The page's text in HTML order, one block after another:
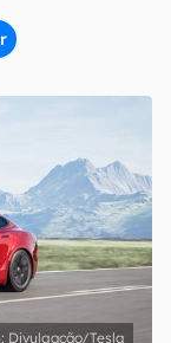
Termos de
Divulgação/Tesla